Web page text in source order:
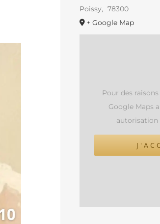
Poissy, 78300
+ Google Map
Pour des
Google Maps
autorisation